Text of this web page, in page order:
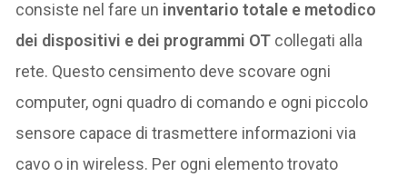
consiste nel fare un inventario totale e metodico
dei dispositivi e dei programmi OT collegati alla
rete. Questo censimento deve scovare ogni
computer, ogni quadro di comando e ogni piccolo
sensore capace di trasmettere informazioni via
cavo o in wireless. Per ogni elemento trovato